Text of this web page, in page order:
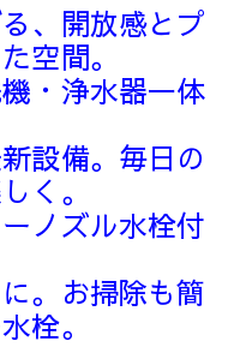
、開放感とプ
空間。
・浄水器一体
設備。毎日の
く。
ノズル水栓付
。お掃除も簡
栓。